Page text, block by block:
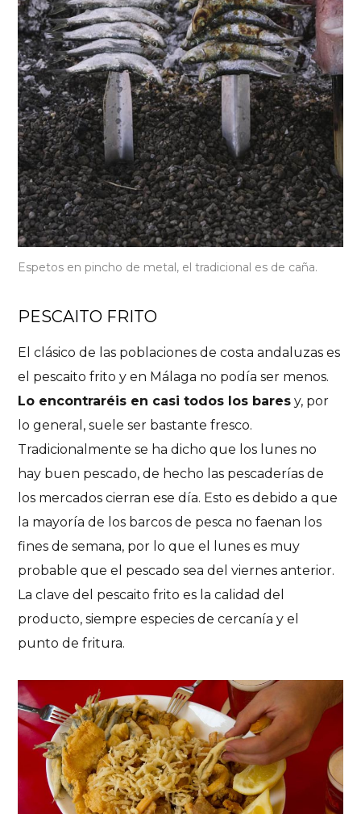
Espetos en pincho de metal, el tradicional es de caña.
PESCAITO FRITO
El clásico de las poblaciones de costa andaluzas es
el pescaito frito y en Málaga no podía ser menos.
Lo encontraréis en casi todos los bares y, por
lo general, suele ser bastante fresco.
Tradicionalmente se ha dicho que los lunes no
hay buen pescado, de hecho las pescaderías de
los mercados cierran ese día. Esto es debido a que
la mayoría de los barcos de pesca no faenan los
fines de semana, por lo que el lunes es muy
probable que el pescado sea del viernes anterior.
La clave del pescaito frito es la calidad del
producto, siempre especies de cercanía y el
punto de fritura.